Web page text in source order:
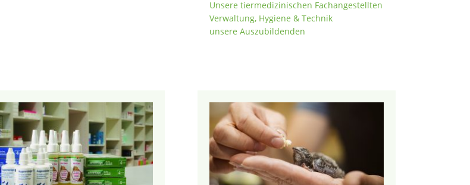
Unsere tiermedizinischen Fachangestellten
Verwaltung, Hygiene & Technik
unsere Auszubildenden